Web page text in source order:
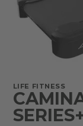
LIFE FITNESS